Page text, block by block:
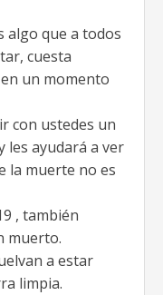
algo que a todos
cuesta
un momento
con ustedes un
les ayudará a ver
la muerte no es
, también
muerto.
a estar
limpia.